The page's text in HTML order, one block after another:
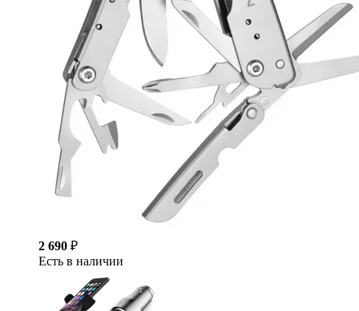
2 690 ₽
Есть в наличии